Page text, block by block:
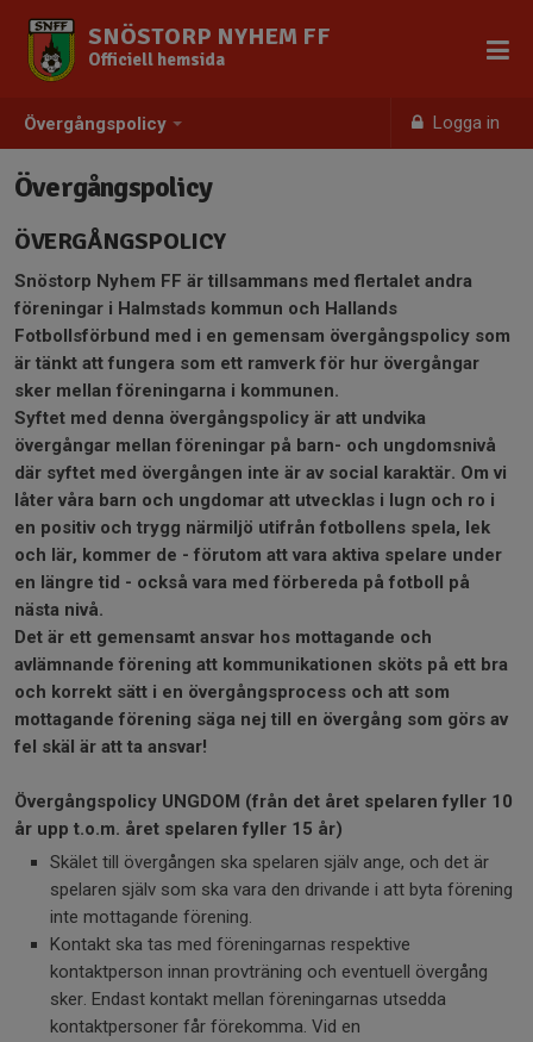
Övergångspolicy Logga in
SNÖSTORP NYHEM FF
Officiell hemsida
Övergångspolicy
ÖVERGÅNGSPOLICY
Snöstorp Nyhem FF är tillsammans med flertalet andra
föreningar i Halmstads kommun och Hallands
Fotbollsförbund med i en gemensam övergångspolicy som
är tänkt att fungera som ett ramverk för hur övergångar
sker mellan föreningarna i kommunen.
Syftet med denna övergångspolicy är att undvika
övergångar mellan föreningar på barn- och ungdomsnivå
där syftet med övergången inte är av social karaktär. Om vi
låter våra barn och ungdomar att utvecklas i lugn och ro i
en positiv och trygg närmiljö utifrån fotbollens spela, lek
och lär, kommer de - förutom att vara aktiva spelare under
en längre tid - också vara med förbereda på fotboll på
nästa nivå.
Det är ett gemensamt ansvar hos mottagande och
avlämnande förening att kommunikationen sköts på ett bra
och korrekt sätt i en övergångsprocess och att som
mottagande förening säga nej till en övergång som görs av
fel skäl är att ta ansvar!
Övergångspolicy UNGDOM (från det året spelaren fyller 10
år upp t.o.m. året spelaren fyller 15 år)
Skälet till övergången ska spelaren själv ange, och det är
spelaren själv som ska vara den drivande i att byta förening
inte mottagande förening.
Kontakt ska tas med föreningarnas respektive
kontaktperson innan provträning och eventuell övergång
sker. Endast kontakt mellan föreningarnas utsedda
kontaktpersoner får förekomma. Vid en